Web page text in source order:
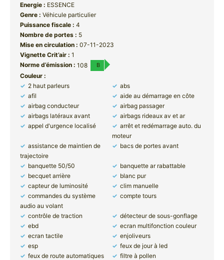
Energie : ESSENCE
Genre : Véhicule particulier
Puissance fiscale : 4
Nombre de portes : 5
Mise en circulation : 07-11-2023
Vignette Crit’air : 1
Norme d’émission : 108 B
Couleur :
2 haut parleurs
abs
afil
aide au démarrage en côte
airbag conducteur
airbag passager
airbags latéraux avant
airbags rideaux av et ar
appel d'urgence localisé
arrêt et redémarrage auto. du
moteur
assistance de maintien de
trajectoire
bacs de portes avant
banquette 50/50
banquette ar rabattable
becquet arrière
blanc pur
capteur de luminosité
clim manuelle
commandes du système
audio au volant
compte tours
contrôle de traction
détecteur de sous-gonflage
ebd
ecran multifonction couleur
ecran tactile
enjoliveurs
esp
feux de jour à led
feux de route automatiques
filtre à pollen